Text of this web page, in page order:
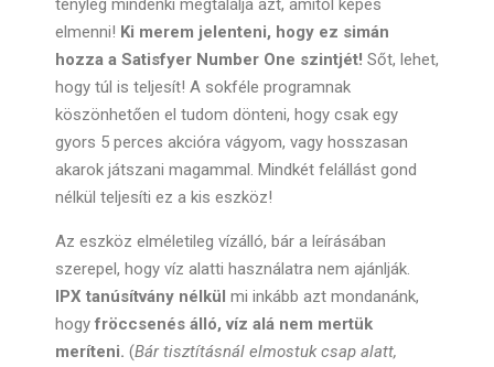
tényleg mindenki megtalálja azt, amitől képes
elmenni! Ki merem jelenteni, hogy ez simán
hozza a Satisfyer Number One szintjét! Sőt, lehet,
hogy túl is teljesít! A sokféle programnak
köszönhetően el tudom dönteni, hogy csak egy
gyors 5 perces akcióra vágyom, vagy hosszasan
akarok játszani magammal. Mindkét felállást gond
nélkül teljesíti ez a kis eszköz!
Az eszköz elméletileg vízálló, bár a leírásában
szerepel, hogy víz alatti használatra nem ajánlják.
IPX tanúsítvány nélkül mi inkább azt mondanánk,
hogyfröccsenés álló, víz alá nem mertük
meríteni. (Bár tisztításnál elmostuk csap alatt,